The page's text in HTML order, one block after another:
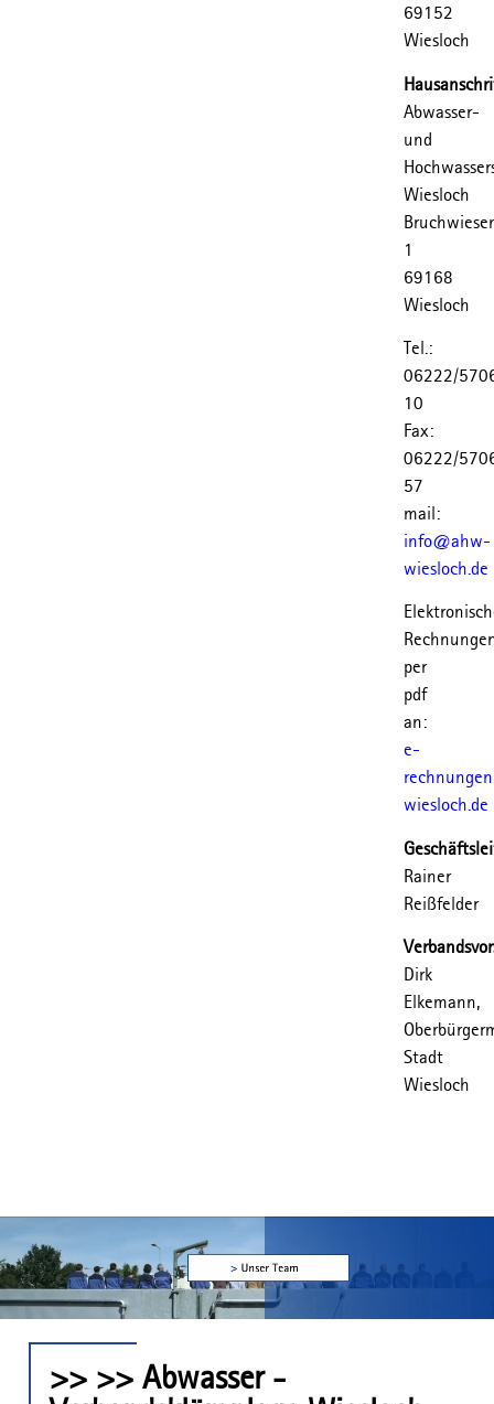
69152
Wiesloch
Abwasser-
und
Wiesloch
1
69168
Wiesloch
Tel.:
06222/
10
Fax:
06222/
57
mail:
info@ahw-
wiesloch.de
per
pdf
an:
e-
wiesloch.de
Rainer
Reißfelder
Dirk
Elkemann,
Stadt
Wiesloch
>> >> Abwasser -